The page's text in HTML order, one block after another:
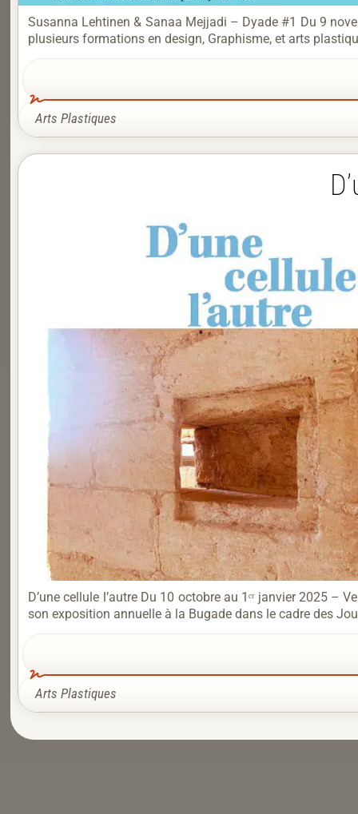
Susanna Lehtinen & Sanaa Mejjadi – Dyade #1 Du 9
plusieurs formations en design, Graphisme, et arts
Arts Plastiques
D’une cellule l’autre Du 10 octobre au 1ᵉʳ janvier 2025
son exposition annuelle à la Bugade dans le cadre des
Arts Plastiques